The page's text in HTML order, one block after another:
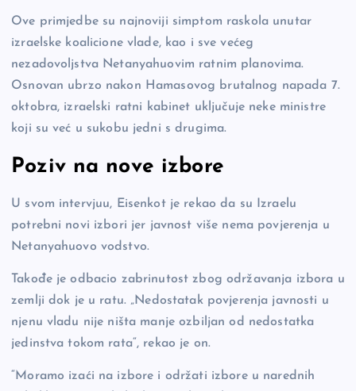
Ove primjedbe su najnoviji simptom raskola unutar
izraelske koalicione vlade, kao i sve većeg
nezadovoljstva Netanyahuovim ratnim planovima.
Osnovan ubrzo nakon Hamasovog brutalnog napada 7.
oktobra, izraelski ratni kabinet uključuje neke ministre
koji su već u sukobu jedni s drugima.
Poziv na nove izbore
U svom intervjuu, Eisenkot je rekao da su Izraelu
potrebni novi izbori jer javnost više nema povjerenja u
Netanyahuovo vodstvo.
Takođe je odbacio zabrinutost zbog održavanja izbora u
zemlji dok je u ratu. „Nedostatak povjerenja javnosti u
njenu vladu nije ništa manje ozbiljan od nedostatka
jedinstva tokom rata“, rekao je on.
“Moramo izaći na izbore i održati izbore u narednih